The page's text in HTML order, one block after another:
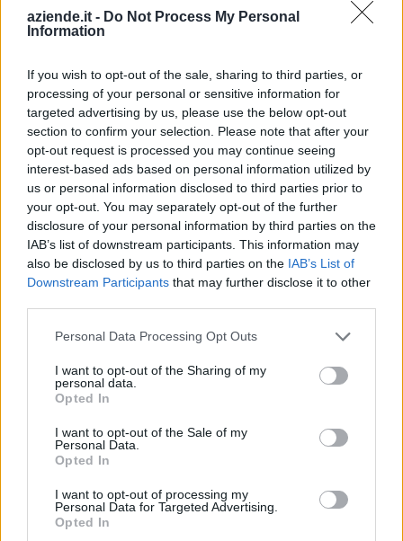
aziende.it - Do Not Process My Personal
Information
If you wish to opt-out of the sale, sharing to third parties, or
processing of your personal or sensitive information for
targeted advertising by us, please use the below opt-out
section to confirm your selection. Please note that after your
opt-out request is processed you may continue seeing
interest-based ads based on personal information utilized by
us or personal information disclosed to third parties prior to
your opt-out. You may separately opt-out of the further
disclosure of your personal information by third parties on the
IAB’s list of downstream participants. This information may
also be disclosed by us to third parties on the IAB’s List of
Downstream Participants that may further disclose it to other
Personal Data Processing Opt Outs
I want to opt-out of the Sharing of my
personal data.
Opted In
I want to opt-out of the Sale of my
Personal Data.
Opted In
I want to opt-out of processing my
Personal Data for Targeted Advertising.
Opted In
Comun Nuovo (89)
Corna Imagna (6)
Cornalba (2)
Cortenuova (41)
Costa Valle Imagna (4)
Costa di Mezzate (68)
Costa Serina (11)
Covo (101)
Credaro (98)
Cusio (1)
Dossena (10)
Endine Gaiano (94)